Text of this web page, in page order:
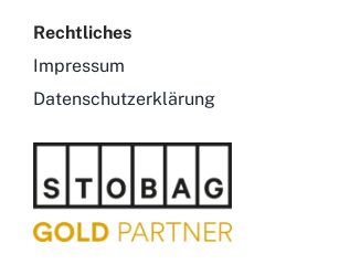
Rechtliches
Impressum
Datenschutzerklärung